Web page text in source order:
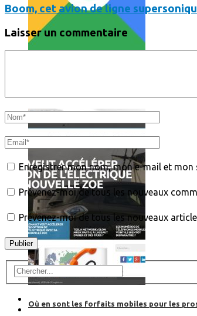
Comment utiliser « Photoshop »
Où en sont les forfaits mobiles pour les
Boom, cet avion de ligne
Laisser un commentaire
Enregistrer mon nom, mon e-mail et
Prévenez-moi de tous les nouveaux
Prévenez-moi de tous les nouveaux